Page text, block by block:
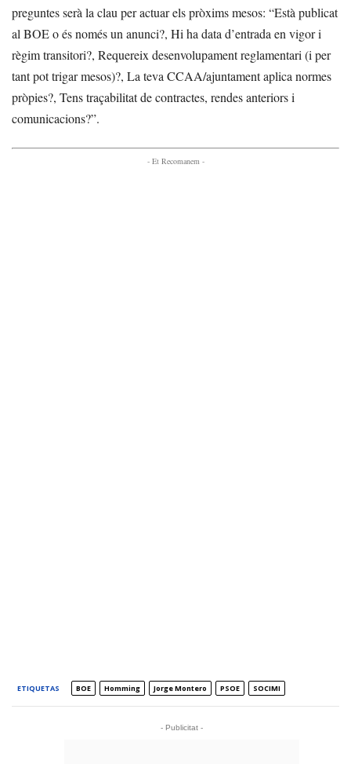
preguntes serà la clau per actuar els pròxims mesos: “Està publicat
al BOE o és només un anunci?, Hi ha data d’entrada en vigor i
règim transitori?, Requereix desenvolupament reglamentari (i per
tant pot trigar mesos)?, La teva CCAA/ajuntament aplica normes
pròpies?, Tens traçabilitat de contractes, rendes anteriors i
comunicacions?”.
- Et Recomanem -
ETIQUETAS BOE Homming Jorge Montero PSOE SOCIMI
- Publicitat -